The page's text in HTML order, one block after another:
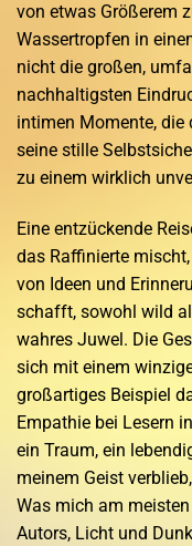
von etwas Größerem
Wassertropfen in
nicht die großen,
nachhaltigsten
intimen Momente, die
seine stille
zu einem wirklich
Eine entzückende
das Raffinierte
von Ideen und
schafft, sowohl wild
wahres Juwel. Die
sich mit einem
großartiges Beispiel
Empathie bei Lesern
ein Traum, ein
meinem Geist
Was mich am
Autors, Licht und